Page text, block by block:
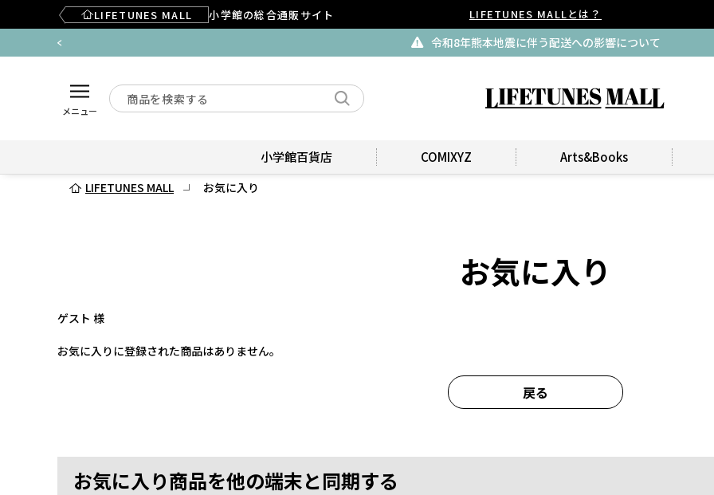
LIFETUNES MALL 小学館の総合通販サイト LIFETUNES MALLとは？
令和8年熊本地震に伴う配送への影響について
メニュー
小学館百貨店 COMIXYZ Arts&Books
LIFETUNES MALL お気に入り
お気に入り
ゲスト 様
お気に入りに登録された商品はありません。
戻る
お気に入り商品を他の端末と同期する